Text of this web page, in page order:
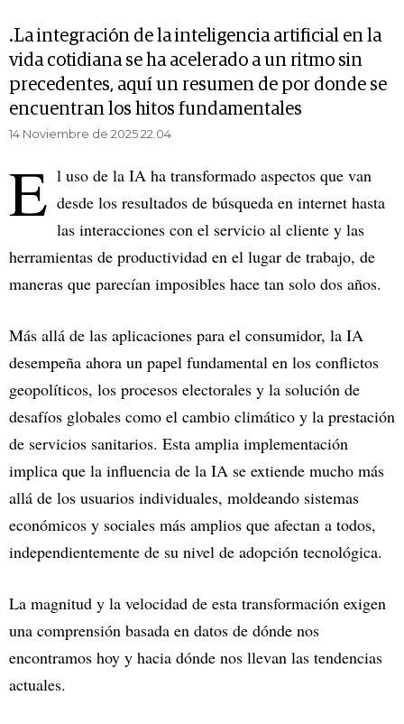
.La integración de la inteligencia artificial en la
vida cotidiana se ha acelerado a un ritmo sin
precedentes, aquí un resumen de por donde se
encuentran los hitos fundamentales
14 Noviembre de 2025 22.04
E l uso de la IA ha transformado aspectos que van
desde los resultados de búsqueda en internet hasta
las interacciones con el servicio al cliente y las
herramientas de productividad en el lugar de trabajo, de
maneras que parecían imposibles hace tan solo dos años.
Más allá de las aplicaciones para el consumidor, la IA
desempeña ahora un papel fundamental en los conflictos
geopolíticos, los procesos electorales y la solución de
desafíos globales como el cambio climático y la prestación
de servicios sanitarios. Esta amplia implementación
implica que la influencia de la IA se extiende mucho más
allá de los usuarios individuales, moldeando sistemas
económicos y sociales más amplios que afectan a todos,
independientemente de su nivel de adopción tecnológica.
La magnitud y la velocidad de esta transformación exigen
una comprensión basada en datos de dónde nos
encontramos hoy y hacia dónde nos llevan las tendencias
actuales.